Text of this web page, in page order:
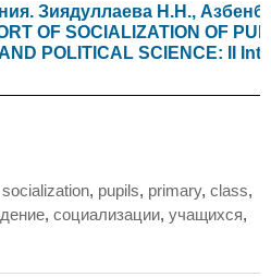
Зиядуллаева Н.Н.,
OF SOCIALIZATION OF
AND POLITICAL SCIENCE: II
socialization, pupils, primary, class,
, социализации, учащихся,